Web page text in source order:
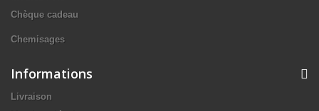
Chèque cadeau
Chemisages
Informations
Livraison